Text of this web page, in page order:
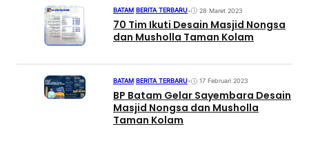
BATAM BERITA TERBARU• 28 Maret 2023
70 Tim Ikuti Desain Masjid Nongsa
dan Musholla Taman Kolam
BATAM BERITA TERBARU• 17 Februari 2023
BP Batam Gelar Sayembara Desain
Masjid Nongsa dan Musholla
Taman Kolam